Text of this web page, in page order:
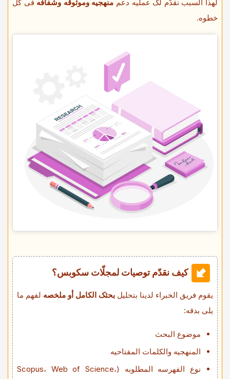
لهذا السبب نقدّم لک عملیه دعم منهجیه وموثوقه وشفافه فی کل
خطوه.
کیف نقدّم توصیات لمجلّات سکوبس؟
یقوم فریق الخبراء لدینا بتحلیل بحثک الکامل أو ملخصه لفهم ما
یلی بدقه:
موضوع البحث
المنهجیه والکلمات المفتاحیه
نوع الفهرسه المطلوبه (Scopus، Web of Science،